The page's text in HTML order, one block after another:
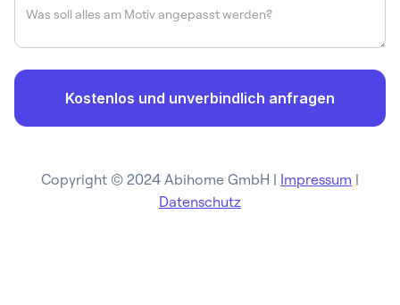
Copyright © 2024 Abihome GmbH | Impressum |
Datenschutz